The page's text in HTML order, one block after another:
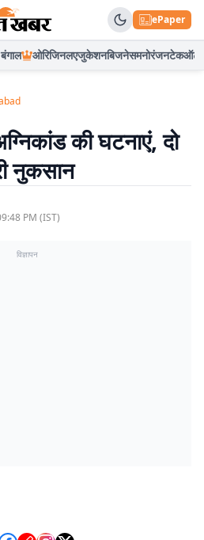
ePaper
ओरिजिनलएजुकेशनबिजनेसमनोरंजनटेकऑटो
की घटनाएं, दो
नुकसान
PM (IST)
विज्ञापन